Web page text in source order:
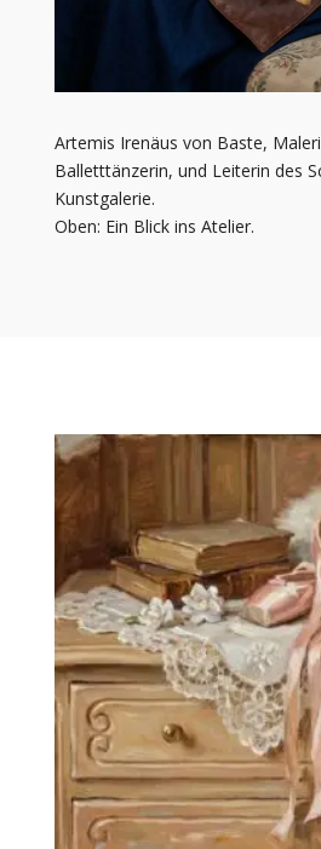
Artemis Irenäus von Baste,
Balletttänzerin, und Leiterin des
Kunstgalerie.
Oben: Ein Blick ins Atelier.